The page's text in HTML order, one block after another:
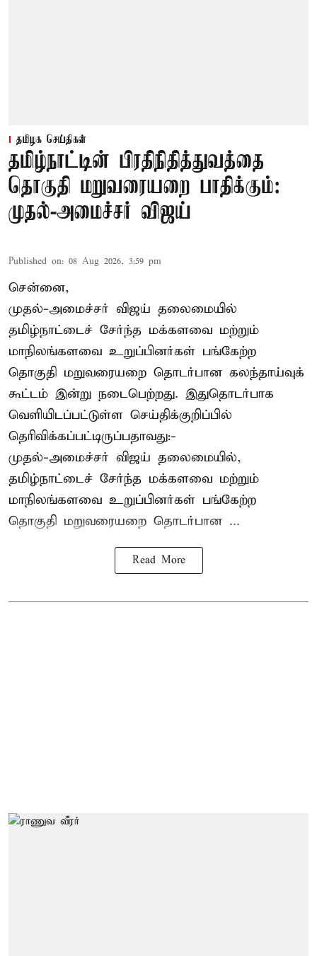
தமிழக செய்திகள்
தமிழ்நாட்டின் பிரதிநிதித்துவத்தை
தொகுதி மறுவரையறை பாதிக்கும்:
முதல்-அமைச்சர் விஜய்
Published on: 08 Aug 2026, 3:59 pm
சென்னை,
முதல்-அமைச்சர் விஜய் தலைமையில்
தமிழ்நாட்டைச் சேர்ந்த மக்களவை மற்றும்
மாநிலங்களவை உறுப்பினர்கள் பங்கேற்ற
தொகுதி மறுவரையறை தொடர்பான கலந்தாய்வுக்
கூட்டம் இன்று நடைபெற்றது. இதுதொடர்பாக
வெளியிடப்பட்டுள்ள செய்திக்குறிப்பில்
தெரிவிக்கப்பட்டிருப்பதாவது:-
முதல்-அமைச்சர் விஜய் தலைமையில்,
தமிழ்நாட்டைச் சேர்ந்த மக்களவை மற்றும்
மாநிலங்களவை உறுப்பினர்கள் பங்கேற்ற
தொகுதி மறுவரையறை தொடர்பான ...
Read More